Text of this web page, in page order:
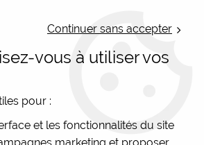
LE JOUR MEME | PAIEMENT 3X ALMA
>Bibop et Lula - Sac et accessoire
Sac à rabat
Continuer sans accepter
vous à utiliser vos
pour :
et les fonctionnalités du site